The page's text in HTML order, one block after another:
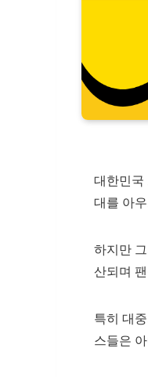
대한민국
대를 아
하지만
산되며
특히 대
스들은